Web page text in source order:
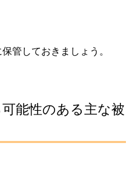
管しておきましょう。
能性のある主な被